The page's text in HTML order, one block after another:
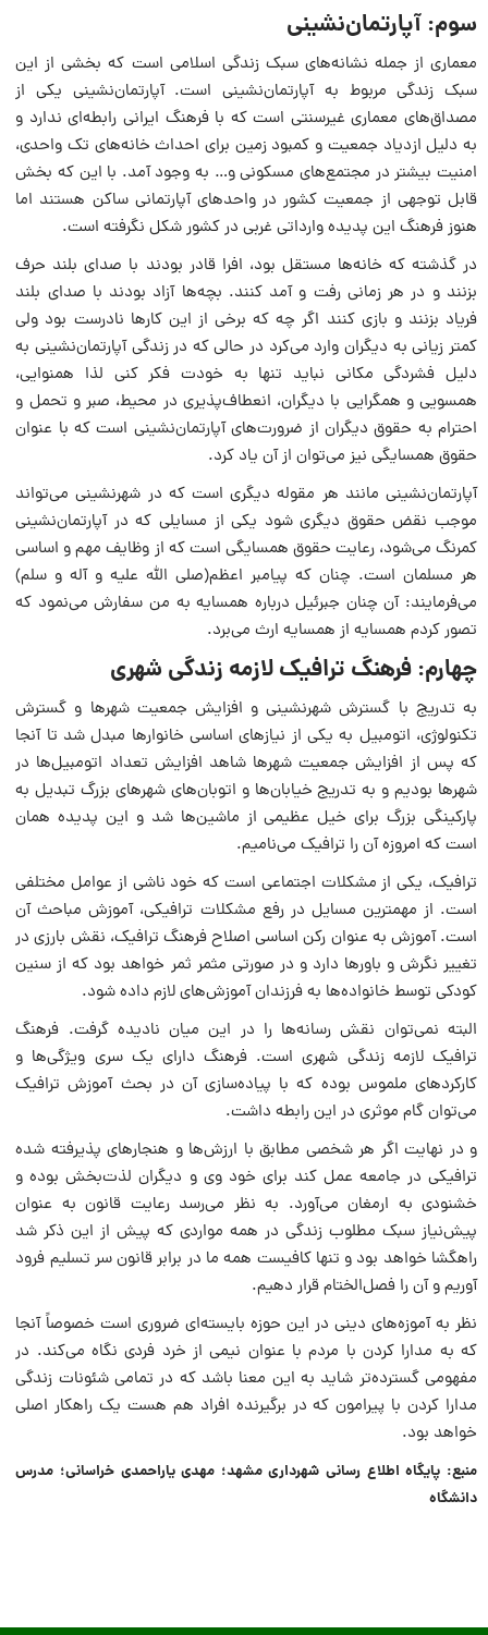
سوم: آپارتمان‌نشینی
معماری از جمله نشانه‌های سبک زندگی اسلامی است که بخشی از این
سبک زندگی مربوط به آپارتمان‌نشینی است. آپارتمان‌نشینی یکی از
مصداق‌های معماری غیرسنتی است که با فرهنگ ایرانی رابطه‌ای ندارد و
به دلیل ازدیاد جمعیت و کمبود زمین برای احداث خانه‌های تک واحدی،
امنیت بیشتر در مجتمع‌های مسکونی و… به وجود آمد. با این که بخش
قابل توجهی از جمعیت کشور در واحدهای آپارتمانی ساکن هستند اما
هنوز فرهنگ این پدیده وارداتی غربی در کشور شکل نگرفته است.
در گذشته که خانه‌ها مستقل بود، افرا قادر بودند با صدای بلند حرف
بزنند و در هر زمانی رفت و آمد کنند. بچه‌ها آزاد بودند با صدای بلند
فریاد بزنند و بازی کنند اگر چه که برخی از این کارها نادرست بود ولی
کمتر زیانی به دیگران وارد می‌کرد در حالی که در زندگی آپارتمان‌نشینی به
دلیل فشردگی مکانی نباید تنها به خودت فکر کنی لذا همنوایی،
همسویی و همگرایی با دیگران، انعطاف‌پذیری در محیط، صبر و تحمل و
احترام به حقوق دیگران از ضرورت‌های آپارتمان‌نشینی است که با عنوان
حقوق همسایگی نیز می‌توان از آن یاد کرد.
آپارتمان‌نشینی مانند هر مقوله دیگری است که در شهرنشینی می‌تواند
موجب نقض حقوق دیگری شود یکی از مسایلی که در آپارتمان‌نشینی
کمرنگ می‌شود، رعایت حقوق همسایگی است که از وظایف مهم و اساسی
هر مسلمان است. چنان که پیامبر اعظم(صلی الله علیه و آله و سلم)
می‌فرمایند: آن چنان جبرئیل درباره همسایه به من سفارش می‌نمود که
تصور کردم همسایه از همسایه ارث می‌برد.
چهارم: فرهنگ ترافیک لازمه زندگی شهری
به تدریج با گسترش شهرنشینی و افزایش جمعیت شهرها و گسترش
تکنولوژی، اتومبیل به یکی از نیازهای اساسی خانوارها مبدل شد تا آنجا
که پس از افزایش جمعیت شهرها شاهد افزایش تعداد اتومبیل‌ها در
شهرها بودیم و به تدریج خیابان‌ها و اتوبان‌های شهرهای بزرگ تبدیل به
پارکینگی بزرگ برای خیل عظیمی از ماشین‌ها شد و این پدیده همان
است که امروزه آن را ترافیک می‌نامیم.
ترافیک، یکی از مشکلات اجتماعی است که خود ناشی از عوامل مختلفی
است. از مهمترین مسایل در رفع مشکلات ترافیکی، آموزش مباحث آن
است. آموزش به عنوان رکن اساسی اصلاح فرهنگ ترافیک، نقش بارزی در
تغییر نگرش و باورها دارد و در صورتی مثمر ثمر خواهد بود که از سنین
کودکی توسط خانواده‌ها به فرزندان آموزش‌های لازم داده شود.
البته نمی‌توان نقش رسانه‌ها را در این میان نادیده گرفت. فرهنگ
ترافیک لازمه زندگی شهری است. فرهنگ دارای یک سری ویژگی‌ها و
کارکردهای ملموس بوده که با پیاده‌سازی آن در بحث آموزش ترافیک
می‌توان گام موثری در این رابطه داشت.
و در نهایت اگر هر شخصی مطابق با ارزش‌ها و هنجارهای پذیرفته شده
ترافیکی در جامعه عمل کند برای خود وی و دیگران لذت‌بخش بوده و
خشنودی به ارمغان می‌آورد. به نظر می‌رسد رعایت قانون به عنوان
پیش‌نیاز سبک مطلوب زندگی در همه مواردی که پیش از این ذکر شد
راهگشا خواهد بود و تنها کافیست همه ما در برابر قانون سر تسلیم فرود
آوریم و آن را فصل‌الختام قرار دهیم.
نظر به آموزه‌های دینی در این حوزه بایسته‌ای ضروری است خصوصاً آنجا
که به مدارا کردن با مردم با عنوان نیمی از خرد فردی نگاه می‌کند. در
مفهومی گسترده‌تر شاید به این معنا باشد که در تمامی شئونات زندگی
مدارا کردن با پیرامون که در برگیرنده افراد هم هست یک راهکار اصلی
خواهد بود.
منبع: پایگاه اطلاع رسانی شهرداری مشهد؛ مهدی یاراحمدی خراسانی؛ مدرس
دانشگاه